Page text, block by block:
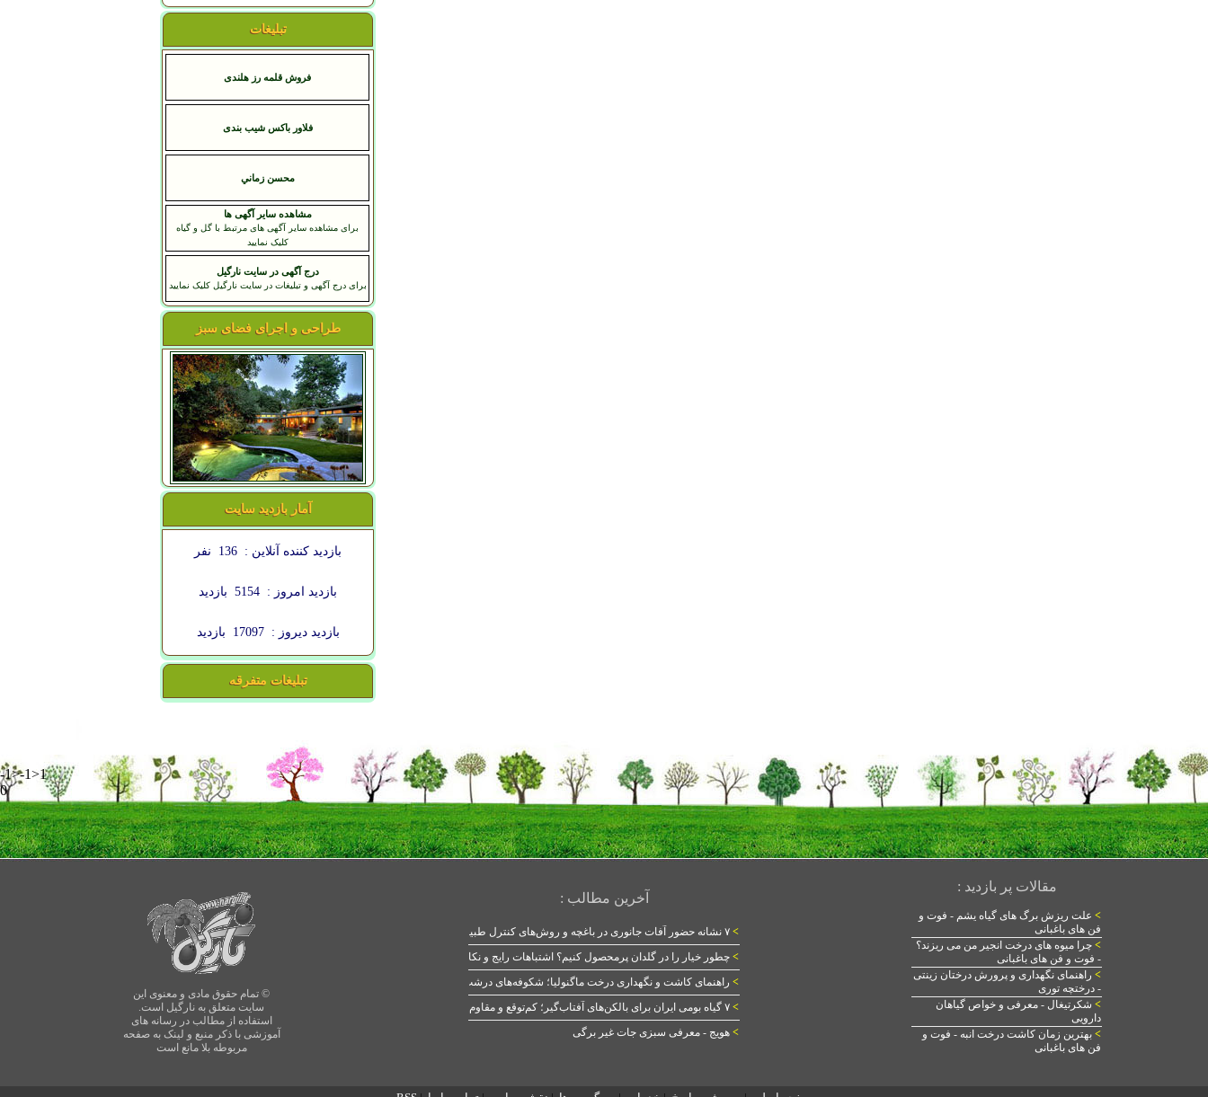
تبلیغات
فروش قلمه رز هلندی
فلاور باکس شیب بندی
محسن زماني
مشاهده سایر آگهی ها
برای مشاهده سایر آگهی های مرتبط با گل و گیاه
کلیک نمایید
درج آگهی در سایت نارگیل
برای درج آگهی و تبلیغات در سایت نارگیل کلیک نمایید
طراحی و اجرای فضای سبز
آمار بازدید سایت
بازدید کننده آنلاین : 136 نفر
بازدید امروز : 5154 بازدید
بازدید دیروز : 17097 بازدید
تبلیغات متفرقه
-1>-1>1
0
© تمام حقوق مادی و معنوی این
سایت متعلق به نارگیل است.
استفاده از مطالب در رسانه های
آموزشی با ذکر منبع و لینک به صفحه
مربوطه بلا مانع است
آخرین مطالب :
> ۷ نشانه حضور آفات جانوری در باغچه و روش‌های کنترل طبیعی
> چطور خیار را در گلدان پرمحصول کنیم؟ اشتباهات رایج و نکات طلایی
> راهنمای کاشت و نگهداری درخت ماگنولیا؛ شکوفه‌های درشت در بهار
> ۷ گیاه بومی ایران برای بالکن‌های آفتاب‌گیر؛ کم‌توقع و مقاوم
> هویج - معرفی سبزی جات غیر برگی
مقالات پر بازدید :
> علت ریزش برگ های گیاه یشم - فوت و
فن های باغبانی
> چرا میوه های درخت انجیر من می ریزند؟
- فوت و فن های باغبانی
> راهنمای نگهداری و پرورش درختان زینتی
- درختچه توری
> شکرتیغال - معرفی و خواص گیاهان
دارویی
> بهترین زمان کاشت درخت انبه - فوت و
فن های باغبانی